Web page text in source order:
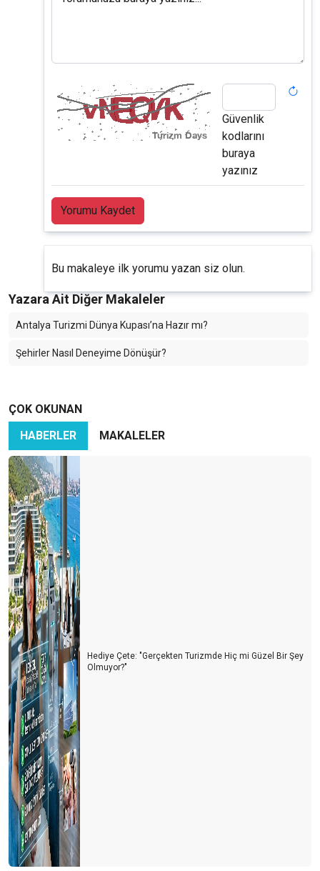
Güvenlik
kodlarını
buraya
yazınız
Yorumu Kaydet
Bu makaleye ilk yorumu yazan siz olun.
Yazara Ait Diğer Makaleler
Antalya Turizmi Dünya Kupası’na Hazır mı?
Şehirler Nasıl Deneyime Dönüşür?
ÇOK OKUNAN
HABERLER
MAKALELER
Hediye Çete: "Gerçekten Turizmde Hiç mi Güzel Bir Şey
Olmuyor?"